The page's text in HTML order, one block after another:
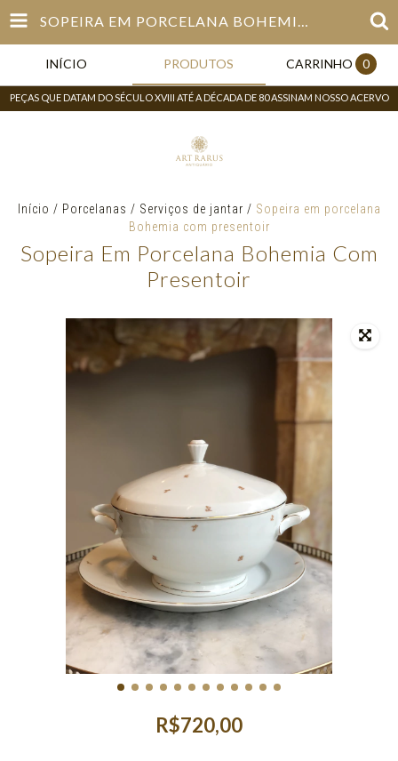
SOPEIRA EM PORCELANA BOHEMIA COM PRESENTOIR
INÍCIO PRODUTOS CARRINHO 0
PEÇAS QUE DATAM DO SÉCULO XVIII ATÉ A DÉCADA DE 80 ASSINAM NOSSO ACERVO
Início / Porcelanas / Serviços de jantar / Sopeira em porcelana
Bohemia com presentoir
Sopeira Em Porcelana Bohemia Com
Presentoir
R$720,00